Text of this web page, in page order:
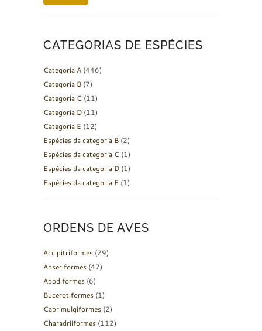
CATEGORIAS DE ESPÉCIES
Categoria A (446)
Categoria B (7)
Categoria C (11)
Categoria D (11)
Categoria E (12)
Espécies da categoria B (2)
Espécies da categoria C (1)
Espécies da categoria D (1)
Espécies da categoria E (1)
ORDENS DE AVES
Accipitriformes (29)
Anseriformes (47)
Apodiformes (6)
Bucerotiformes (1)
Caprimulgiformes (2)
Charadriiformes (112)